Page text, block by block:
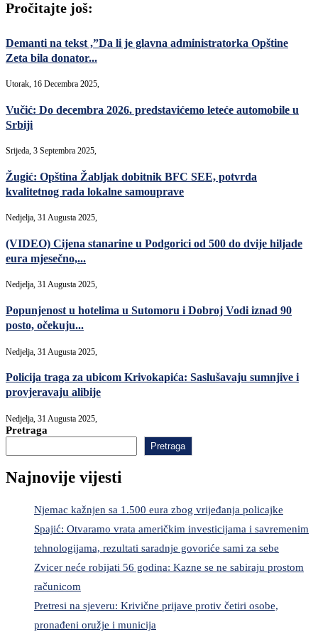
Pročitajte još:
Demanti na tekst ,”Da li je glavna administratorka Opštine
Zeta bila donator...
Utorak, 16 Decembra 2025,
Vučić: Do decembra 2026. predstavićemo leteće automobile u
Srbiji
Srijeda, 3 Septembra 2025,
Žugić: Opština Žabljak dobitnik BFC SEE, potvrda
kvalitetnog rada lokalne samouprave
Nedjelja, 31 Augusta 2025,
(VIDEO) Cijena stanarine u Podgorici od 500 do dvije hiljade
eura mjesečno,...
Nedjelja, 31 Augusta 2025,
Popunjenost u hotelima u Sutomoru i Dobroj Vodi iznad 90
posto, očekuju...
Nedjelja, 31 Augusta 2025,
Policija traga za ubicom Krivokapića: Saslušavaju sumnjive i
provjeravaju alibije
Nedjelja, 31 Augusta 2025,
Pretraga
Pretraga
Najnovije vijesti
Njemac kažnjen sa 1.500 eura zbog vrijeđanja policajke
Spajić: Otvaramo vrata američkim investicijama i savremenim
tehnologijama, rezultati saradnje govoriće sami za sebe
Zvicer neće robijati 56 godina: Kazne se ne sabiraju prostom
računicom
Pretresi na sjeveru: Krivične prijave protiv četiri osobe,
pronađeni oružje i municija